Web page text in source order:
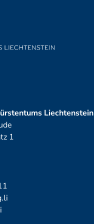
Liechtenstein
1